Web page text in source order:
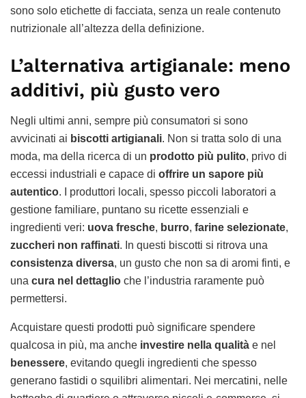
sono solo etichette di facciata, senza un reale contenuto
nutrizionale all’altezza della definizione.
L’alternativa artigianale: meno
additivi, più gusto vero
Negli ultimi anni, sempre più consumatori si sono
avvicinati ai biscotti artigianali. Non si tratta solo di una
moda, ma della ricerca di un prodotto più pulito, privo di
eccessi industriali e capace di offrire un sapore più
autentico. I produttori locali, spesso piccoli laboratori a
gestione familiare, puntano su ricette essenziali e
ingredienti veri: uova fresche, burro, farine selezionate,
zuccheri non raffinati. In questi biscotti si ritrova una
consistenza diversa, un gusto che non sa di aromi finti, e
una cura nel dettaglio che l’industria raramente può
permettersi.
Acquistare questi prodotti può significare spendere
qualcosa in più, ma anche investire nella qualità e nel
benessere, evitando quegli ingredienti che spesso
generano fastidi o squilibri alimentari. Nei mercatini, nelle